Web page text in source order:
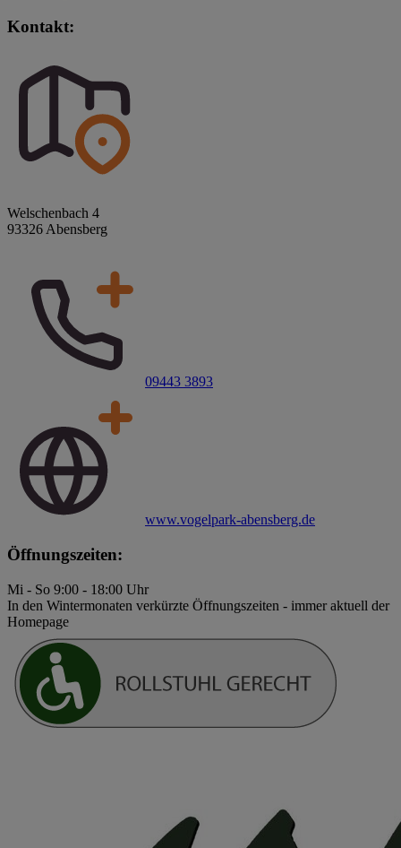
Kontakt:
Welschenbach 4
93326 Abensberg
09443 3893
www.vogelpark-abensberg.de
Öffnungszeiten:
Mi - So 9:00 - 18:00 Uhr
In den Wintermonaten verkürzte Öffnungszeiten - immer aktuell der
Homepage